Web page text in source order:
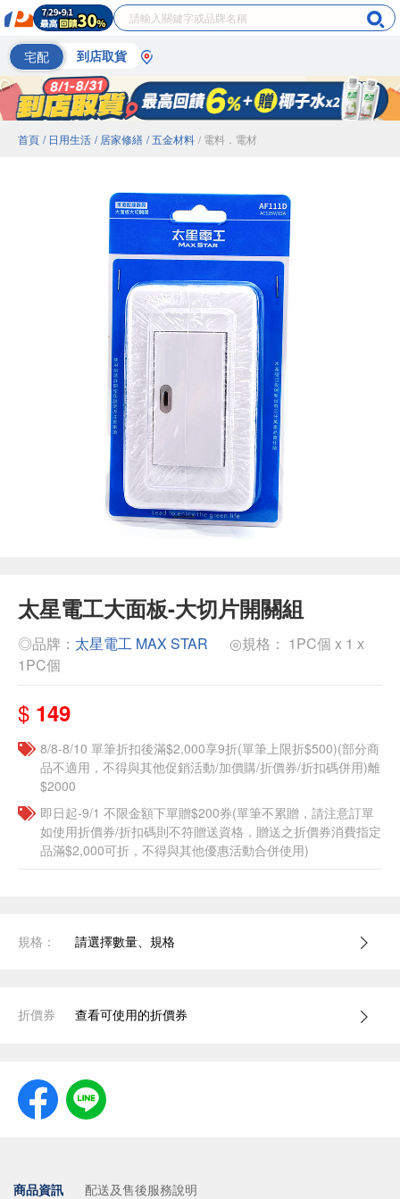
宅配 到店取貨
首頁 / 日用生活 / 居家修繕 / 五金材料 / 電料．電材
太星電工大面板-大切片開關組
◎品牌： 太星電工 MAX STAR
◎規格： 1PC個 x 1 x
1PC個
$ 149
8/8-8/10 單筆折扣後滿$2,000享9折(單筆上限折$500)(部分商
品不適用，不得與其他促銷活動/加價購/折價券/折扣碼併用)離
$2000
即日起-9/1 不限金額下單贈$200券(單筆不累贈，請注意訂單
如使用折價券/折扣碼則不符贈送資格，贈送之折價券消費指定
品滿$2,000可折，不得與其他優惠活動合併使用)
規格： 請選擇數量、規格
折價券 查看可使用的折價券
商品資訊 配送及售後服務說明